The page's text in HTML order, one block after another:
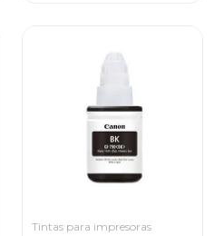
Tintas para impresoras